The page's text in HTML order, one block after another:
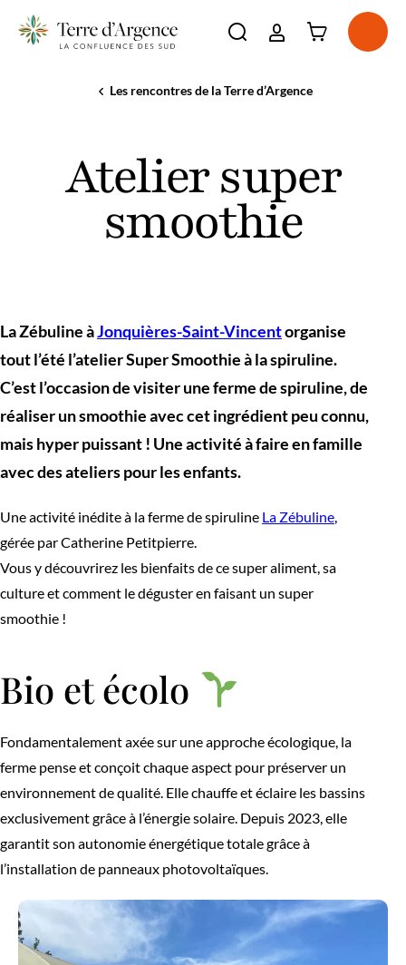
La destination
Séjourner
Agenda
Ouvrir la barre de
Connexion à
Accueil
A
Les rencontres de la Terre d’Argence
Atelier
Atelier super
smoothie
La Zébuline àJonquières-Saint-Vincentorganise
tout l’été l’atelier Super Smoothie à la spiruline.
C’est l’occasion de visiter une ferme de spiruline, de
réaliser un smoothie avec cet ingrédient peu connu,
mais hyper puissant ! Une activité à faire en famille
avec des ateliers pour les enfants.
Une activité inédite à la ferme de spiruline La Zébuline,
gérée par Catherine Petitpierre.
Vous y découvrirez les bienfaits de ce super aliment, sa
culture et comment le déguster en faisant un super
smoothie !
Bio et écolo
Fondamentalement axée sur une approche écologique, la
ferme pense et conçoit chaque aspect pour préserver un
environnement de qualité. Elle chauffe et éclaire les bassins
exclusivement grâce à l’énergie solaire. Depuis 2023, elle
garantit son autonomie énergétique totale grâce à
l’installation de panneaux photovoltaïques.